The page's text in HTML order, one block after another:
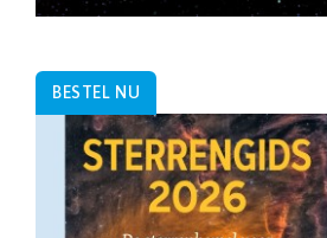
BESTEL NU